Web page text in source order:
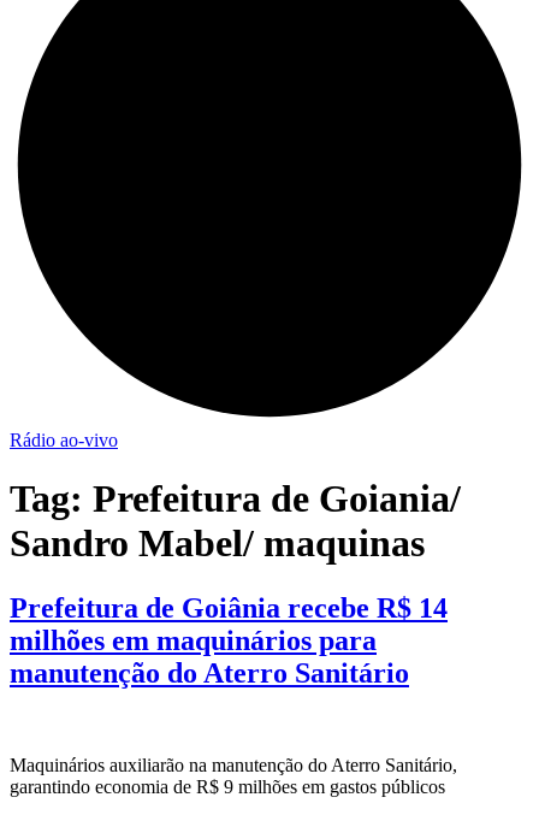
Rádio ao-vivo
Tag: Prefeitura de Goiania/
Sandro Mabel/ maquinas
Prefeitura de Goiânia recebe R$ 14
milhões em maquinários para
manutenção do Aterro Sanitário
Maquinários auxiliarão na manutenção do Aterro Sanitário,
garantindo economia de R$ 9 milhões em gastos públicos